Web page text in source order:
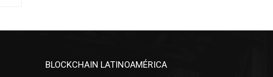
BLOCKCHAIN LATINOAMÉRICA